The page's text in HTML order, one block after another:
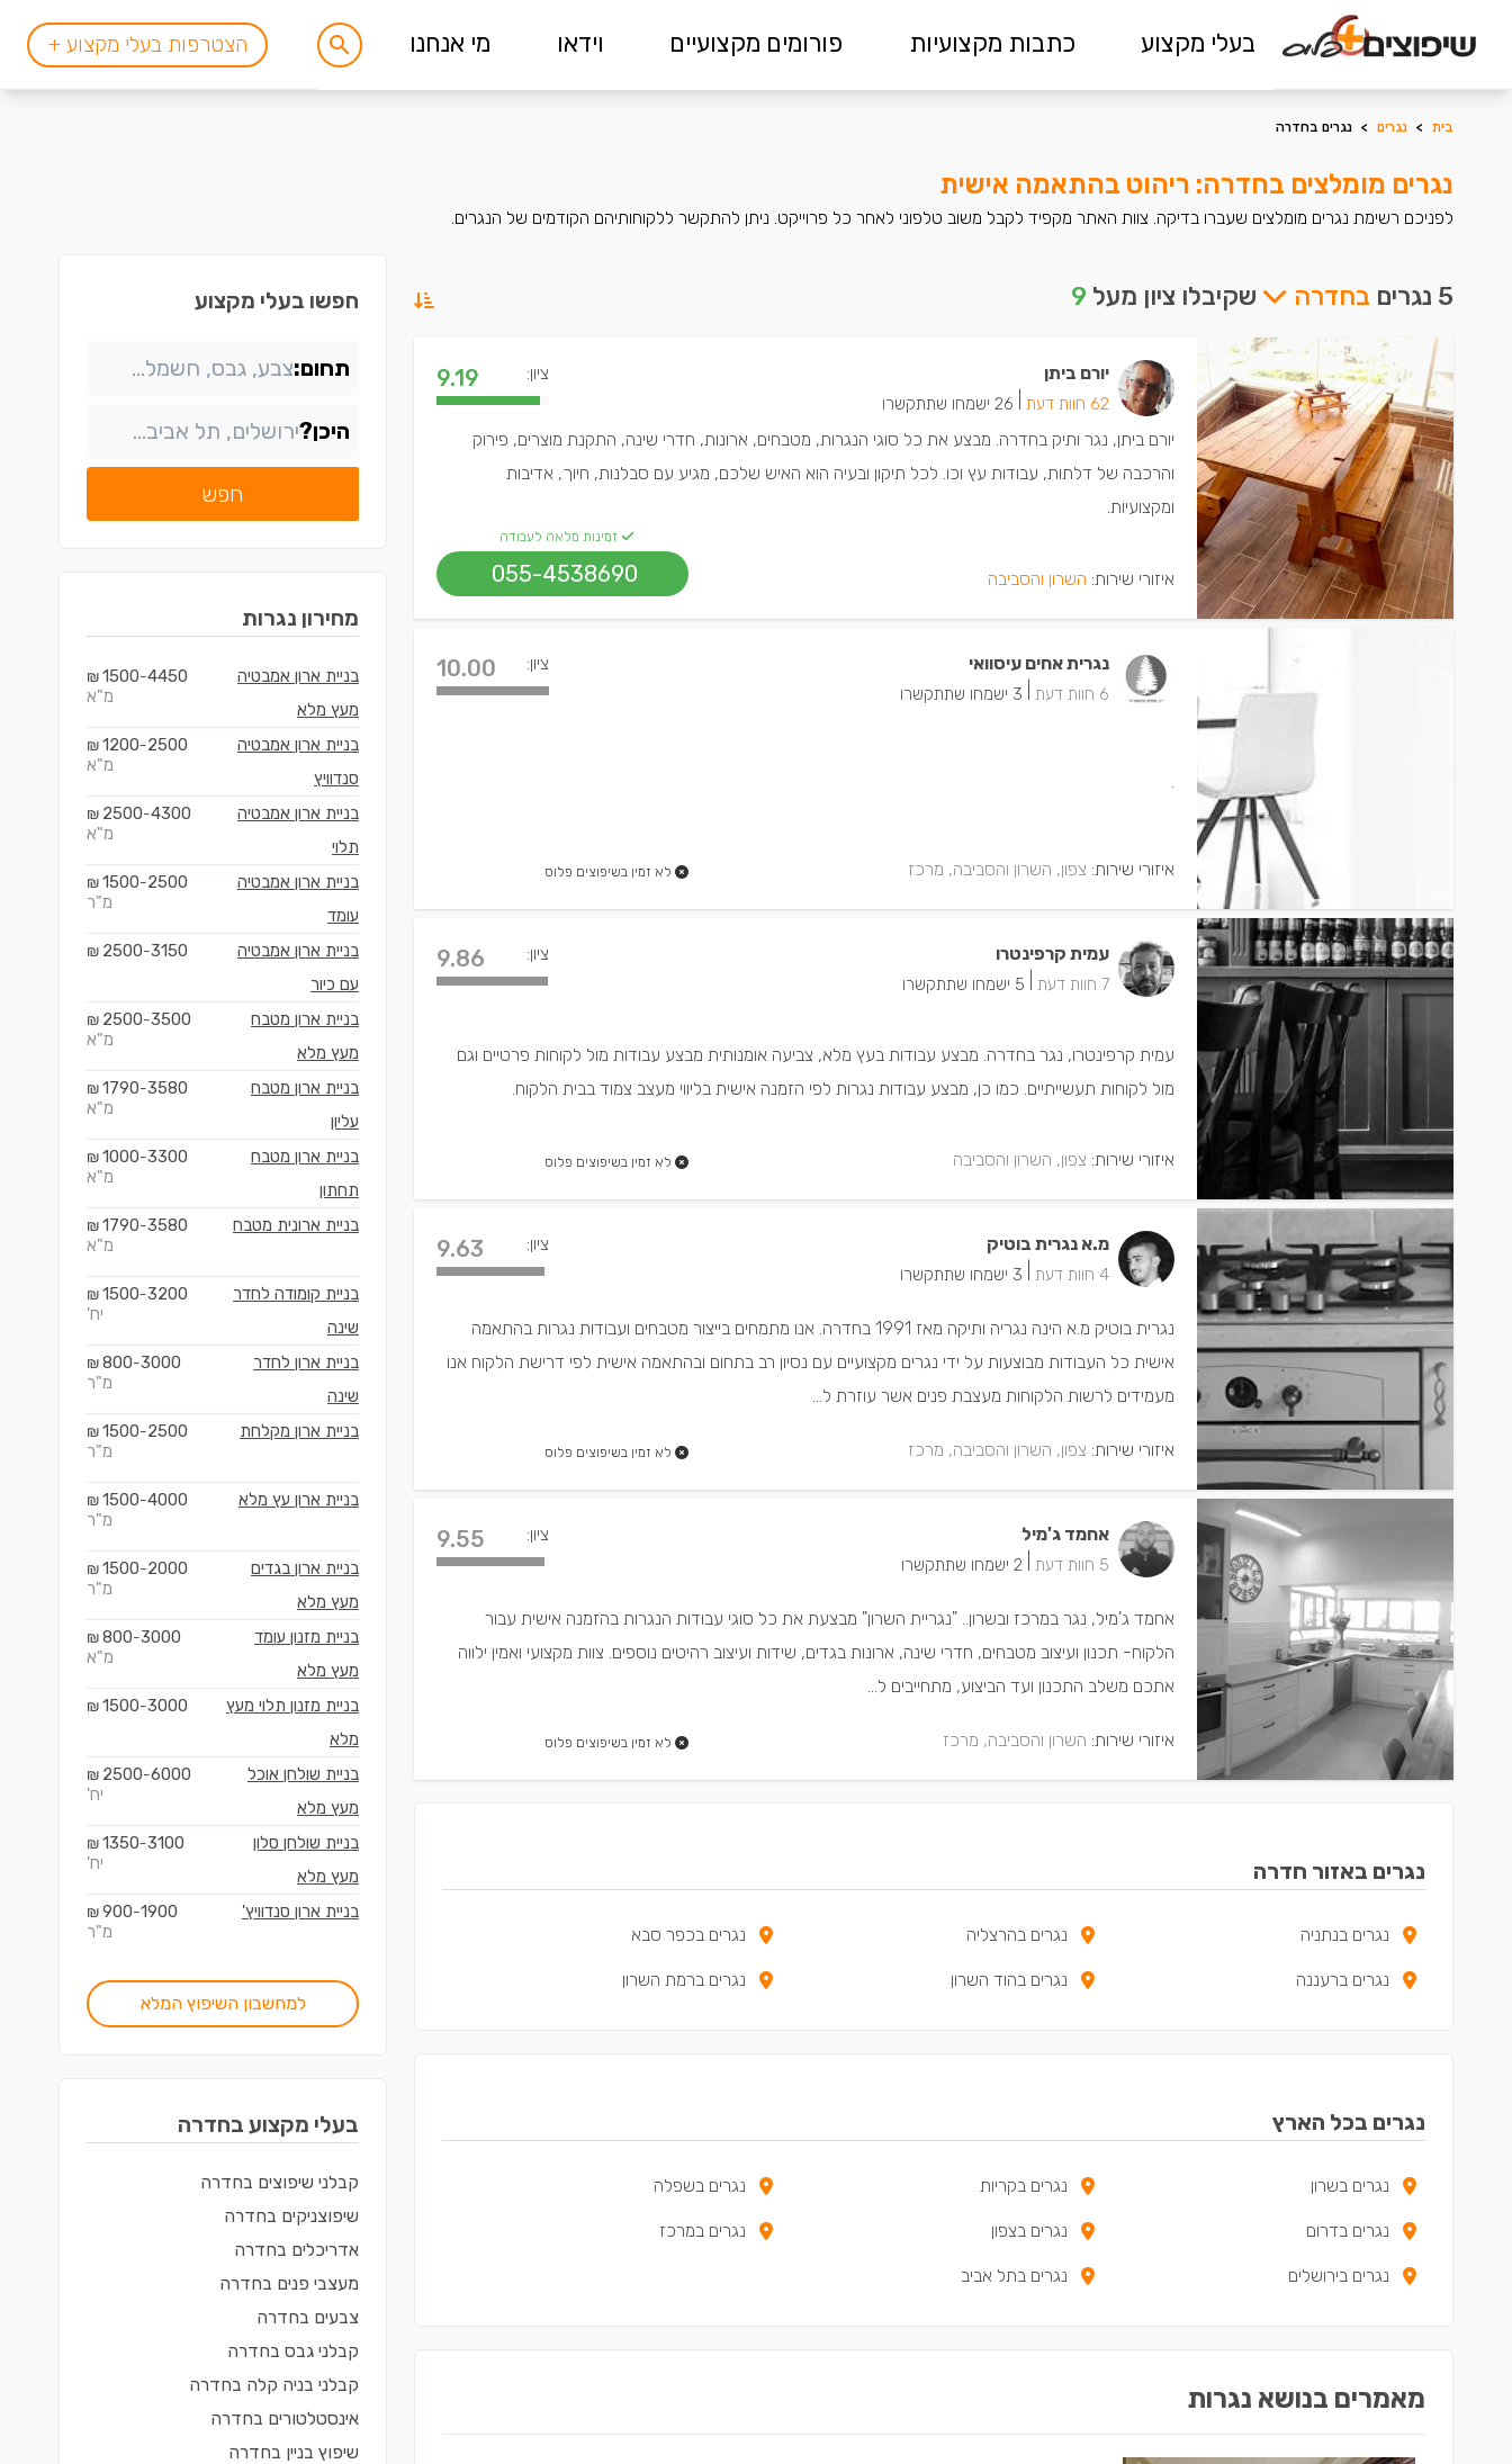
בעלי מקצוע כתבות מקצועיות פורומים מקצועיים וידאו מי אנחנו הצטרפות בעלי מקצוע +
בית > נגרים > נגרים בחדרה
נגרים מומלצים בחדרה: ריהוט בהתאמה אישית
לפניכם רשימת נגרים מומלצים שעברו בדיקה. צוות האתר מקפיד לקבל משוב טלפוני לאחר כל פרוייקט. ניתן להתקשר ללקוחותיהם הקודמים של הנגרים.
5 נגרים בחדרה שקיבלו ציון מעל 9
יורם ביתן
62 חוות דעת 26 ישמחו שתתקשרו
ציון: 9.19
יורם ביתן, נגר ותיק בחדרה. מבצע את כל סוגי הנגרות, מטבחים, ארונות, חדרי שינה, התקנת מוצרים, פירוק
והרכבה של דלתות, עבודות עץ וכו. לכל תיקון ובעיה הוא האיש שלכם, מגיע עם סבלנות, חיוך, אדיבות
ומקצועיות.
איזורי שירות: השרון והסביבה
זמינות מלאה לעבודה
055-4538690
נגרית אחים עיסוואי
6 חוות דעת 3 ישמחו שתתקשרו
ציון: 10.00
.
איזורי שירות: צפון, השרון והסביבה, מרכז לא זמין בשיפוצים פלוס
עמית קרפינטרו
7 חוות דעת 5 ישמחו שתתקשרו
ציון: 9.86
עמית קרפינטרו, נגר בחדרה. מבצע עבודות בעץ מלא, צביעה אומנותית מבצע עבודות מול לקוחות פרטיים וגם
מול לקוחות תעשייתיים. כמו כן, מבצע עבודות נגרות לפי הזמנה אישית בליווי מעצב צמוד בבית הלקוח.
איזורי שירות: צפון, השרון והסביבה לא זמין בשיפוצים פלוס
מ.א נגרית בוטיק
4 חוות דעת 3 ישמחו שתתקשרו
ציון: 9.63
נגרית בוטיק מ.א הינה נגריה ותיקה מאז 1991 בחדרה. אנו מתמחים בייצור מטבחים ועבודות נגרות בהתאמה
אישית כל העבודות מבוצעות על ידי נגרים מקצועיים עם נסיון רב בתחום ובהתאמה אישית לפי דרישת הלקוח אנו
מעמידים לרשות הלקוחות מעצבת פנים אשר עוזרת ל...
איזורי שירות: צפון, השרון והסביבה, מרכז לא זמין בשיפוצים פלוס
אחמד ג'מיל
5 חוות דעת 2 ישמחו שתתקשרו
ציון: 9.55
אחמד ג'מיל, נגר במרכז ובשרון.. "נגריית השרון" מבצעת את כל סוגי עבודות הנגרות בהזמנה אישית עבור
הלקוח- תכנון ועיצוב מטבחים, חדרי שינה, ארונות בגדים, שידות ועיצוב רהיטים נוספים. צוות מקצועי ואמין ילווה
אתכם משלב התכנון ועד הביצוע, מתחייבים ל...
איזורי שירות: השרון והסביבה, מרכז לא זמין בשיפוצים פלוס
נגרים באזור חדרה
נגרים בנתניה נגרים בהרצליה נגרים בכפר סבא
נגרים ברעננה נגרים בהוד השרון נגרים ברמת השרון
נגרים בכל הארץ
נגרים בשרון נגרים בקריות נגרים בשפלה
נגרים בדרום נגרים בצפון נגרים במרכז
נגרים בירושלים נגרים בתל אביב
מאמרים בנושא נגרות
חפשו בעלי מקצוע
תחום:
היכן?
חפש
מחירון נגרות
בניית ארון אמבטיה
מעץ מלא
1500-4450
₪
מ"א
בניית ארון אמבטיה
סנדוויץ
1200-2500
₪
מ"א
בניית ארון אמבטיה
תלוי
2500-4300
₪
מ"א
בניית ארון אמבטיה
עומד
1500-2500
₪
מ"ר
בניית ארון אמבטיה
עם כיור
2500-3150
₪
בניית ארון מטבח
מעץ מלא
2500-3500
₪
מ"א
בניית ארון מטבח
עליון
1790-3580
₪
מ"א
בניית ארון מטבח
תחתון
1000-3300
₪
מ"א
בניית ארונית מטבח 1790-3580
₪
מ"א
בניית קומודה לחדר
שינה
1500-3200
₪
יח'
בניית ארון לחדר
שינה
800-3000
₪
מ"ר
בניית ארון מקלחת 1500-2500
₪
מ"ר
בניית ארון עץ מלא 1500-4000
₪
מ"ר
בניית ארון בגדים
מעץ מלא
1500-2000
₪
מ"ר
בניית מזנון עומד
מעץ מלא
800-3000
₪
מ"א
בניית מזנון תלוי מעץ
מלא
1500-3000
₪
בניית שולחן אוכל
מעץ מלא
2500-6000
₪
יח'
בניית שולחן סלון
מעץ מלא
1350-3100
₪
יח'
בניית ארון סנדוויץ' 900-1900
₪
מ"ר
למחשבון השיפוץ המלא
בעלי מקצוע בחדרה
קבלני שיפוצים בחדרה
שיפוצניקים בחדרה
אדריכלים בחדרה
מעצבי פנים בחדרה
צבעים בחדרה
קבלני גבס בחדרה
קבלני בניה קלה בחדרה
אינסטלטורים בחדרה
שיפוץ בניין בחדרה